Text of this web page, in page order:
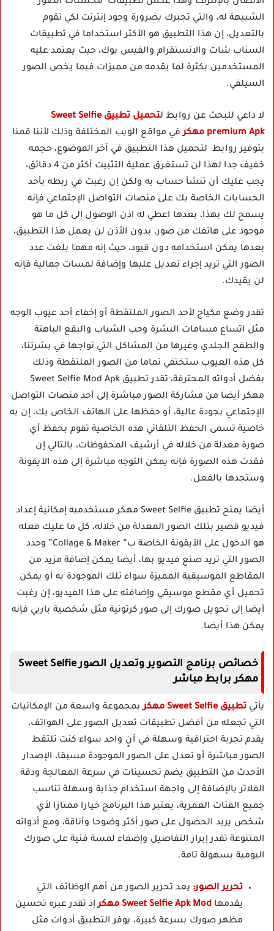
الشبيهة له، والتي تجبرك بضرورة وجود إنترنت لكي تقوم
بالتعديل، إن هذا التطبيق هو الأكثر استخداما في تطبيقات
السناب شات والانستقرام والفيس بوك، حيث يعتمد عليه
المستخدمين بكثرة لما يقدمه من مميزات فيما يخص الصور
السيلفي.
لا داعي للبحث عن روابط ل
تحميل تطبيق Sweet Selfie
premium Apk مهكر
في مواقع الويب المختلفة وذلك لأننا قمنا
بتوفير روابط لتحميل هذا التطبيق في آخر الموضوع، حجمه
خفيف جدا لهذا لن تستغرق عملية التثبيت أكثر من 4 دقائق،
يجب عليك أن تنشأ حساب به ولكن إن رغبت في ربطه بأحد
الحسابات الخاصة بك على منصات التواصل الإجتماعي فإنه
يسمح لك بهذا، بعدها اعطي له اذن الوصول إلى كل ما هو
موجود على هاتفك من صور، بدون الأذن لن يعمل هذا التطبيق،
بعدها يمكن استخدامه دون قيود، حيث إنه مهما بلغت عدد
الصور التي تريد إجراء تعديل عليها وإضافة لمسات جمالية فإنه
لن يقيدك.
تقدر وضع مكياج لأحد الصور الملتقطة أو إخفاء أحد عيوب الوجه
مثل اتساع مسامات البشرة وحب الشباب والبقع الباهتة
والطفح الجلدي وغيرها من المشاكل التي نواجها في بشرتنا،
كل هذه العيوب ستختفي تماما من الصور الملتقطة وذلك
بفضل أدواته المحترفة، تقدر تطبيق Sweet Selfie Mod Apk
مهكر أيضا من مشاركة الصور مباشرة إلى أحد منصات التواصل
الإجتماعي بجودة عالية، أو حفظها على الهاتف الخاص بك، إن به
خاصية تسمى الحفظ التلقائي هذه الخاصية تقوم بحفظ أي
صورة معدلة من خلاله في أرشيف المحفوظات، بالتالي إن
فقدت هذه الصورة فإنه يمكن التوجه مباشرة إلى هذه الآيقونة
وستجدها بالفعل.
أيضا يمنح تطبيق Sweet Selfie مهكر مستخدميه إمكانية إعداد
فيديو قصير بتلك الصور المعدلة من خلاله، كل ما عليك فعله
هو الدخول على الآيقونة الخاصة ب” Collage & Maker” وحدد
الصور التي تريد صنع فيديو بها، أيضا يمكن إضافة مزيد من
المقاطع الموسيقية المميزة سواء تلك الموجودة به أو يمكن
تحميل أي مقطع موسيقي وإضافته على هذا الفيديو، إن رغبت
أيضا إلى تحويل صورك إلى صور كرتونية مثل شخصية باربي فإنه
يمكن هذا أيضا.
خصائص برنامج التصوير وتعديل الصور Sweet Selfie
مهكر برابط مباشر
يأتي تطبيق Sweet Selfie مهكر
بمجموعة واسعة من الإمكانيات
التي تجعله من أفضل تطبيقات تعديل الصور على الهواتف،
يقدم تجربة احترافية وسهلة في آنٍ واحد سواء كنت تلتقط
الصور مباشرة أو تعدل على الصور الموجودة مسبقا، الإصدار
الأحدث من التطبيق يضم تحسينات في سرعة المعالجة ودقة
الفلاتر بالإضافة إلى واجهة استخدام جذابة وسهلة تناسب
جميع الفئات العمرية، يعتبر هذا البرنامج خيارا ممتازا لأي
شخص يريد الحصول على صور أكثر وضوحا وأناقة، ومع أدواته
المتنوعة تقدر إبراز التفاصيل وإضفاء لمسة فنية على صورك
اليومية بسهولة تامة.
تحرير الصور: يعد تحرير الصور من أهم الوظائف التي
يقدمها Sweet Selfie Apk Mod مهكر
إذ تقدر عبره تحسين
مظهر صورك بسرعة كبيرة، يوفر التطبيق أدوات مثل